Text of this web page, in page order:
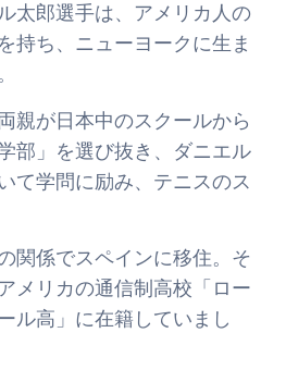
太郎選手は、アメリカ人の
持ち、ニューヨークに生ま
親が日本中のスクールから
部」を選び抜き、ダニエル
て学問に励み、テニスのス
関係でスペインに移住。そ
メリカの通信制高校「ロー
ル高」に在籍していまし